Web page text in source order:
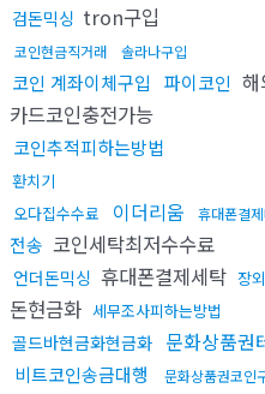
검돈믹싱 tron구입
코인현금직거래 솔라나구입
코인 계좌이체구입 파이코인
카드코인충전가능
코인추적피하는방법
환치기
오다집수수료
이더리움 휴대폰결
전송 코인세탁최저수수료
언더돈믹싱 휴대폰결제세탁 장
돈현금화 세무조사피하는방법
골드바현금화현금화 문화상품권
비트코인송금대행
문화상품권코인